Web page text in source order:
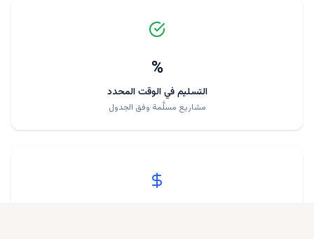
%
التسليم في الوقت المحدد
مشاريع مسلَّمة وفق الجدول